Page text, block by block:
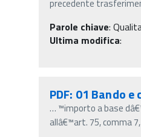
precedente
Parole chiave:
Ultima modifica:
PDF: 01 Bando
… ™importo a base
allâ€™art. 75, comma